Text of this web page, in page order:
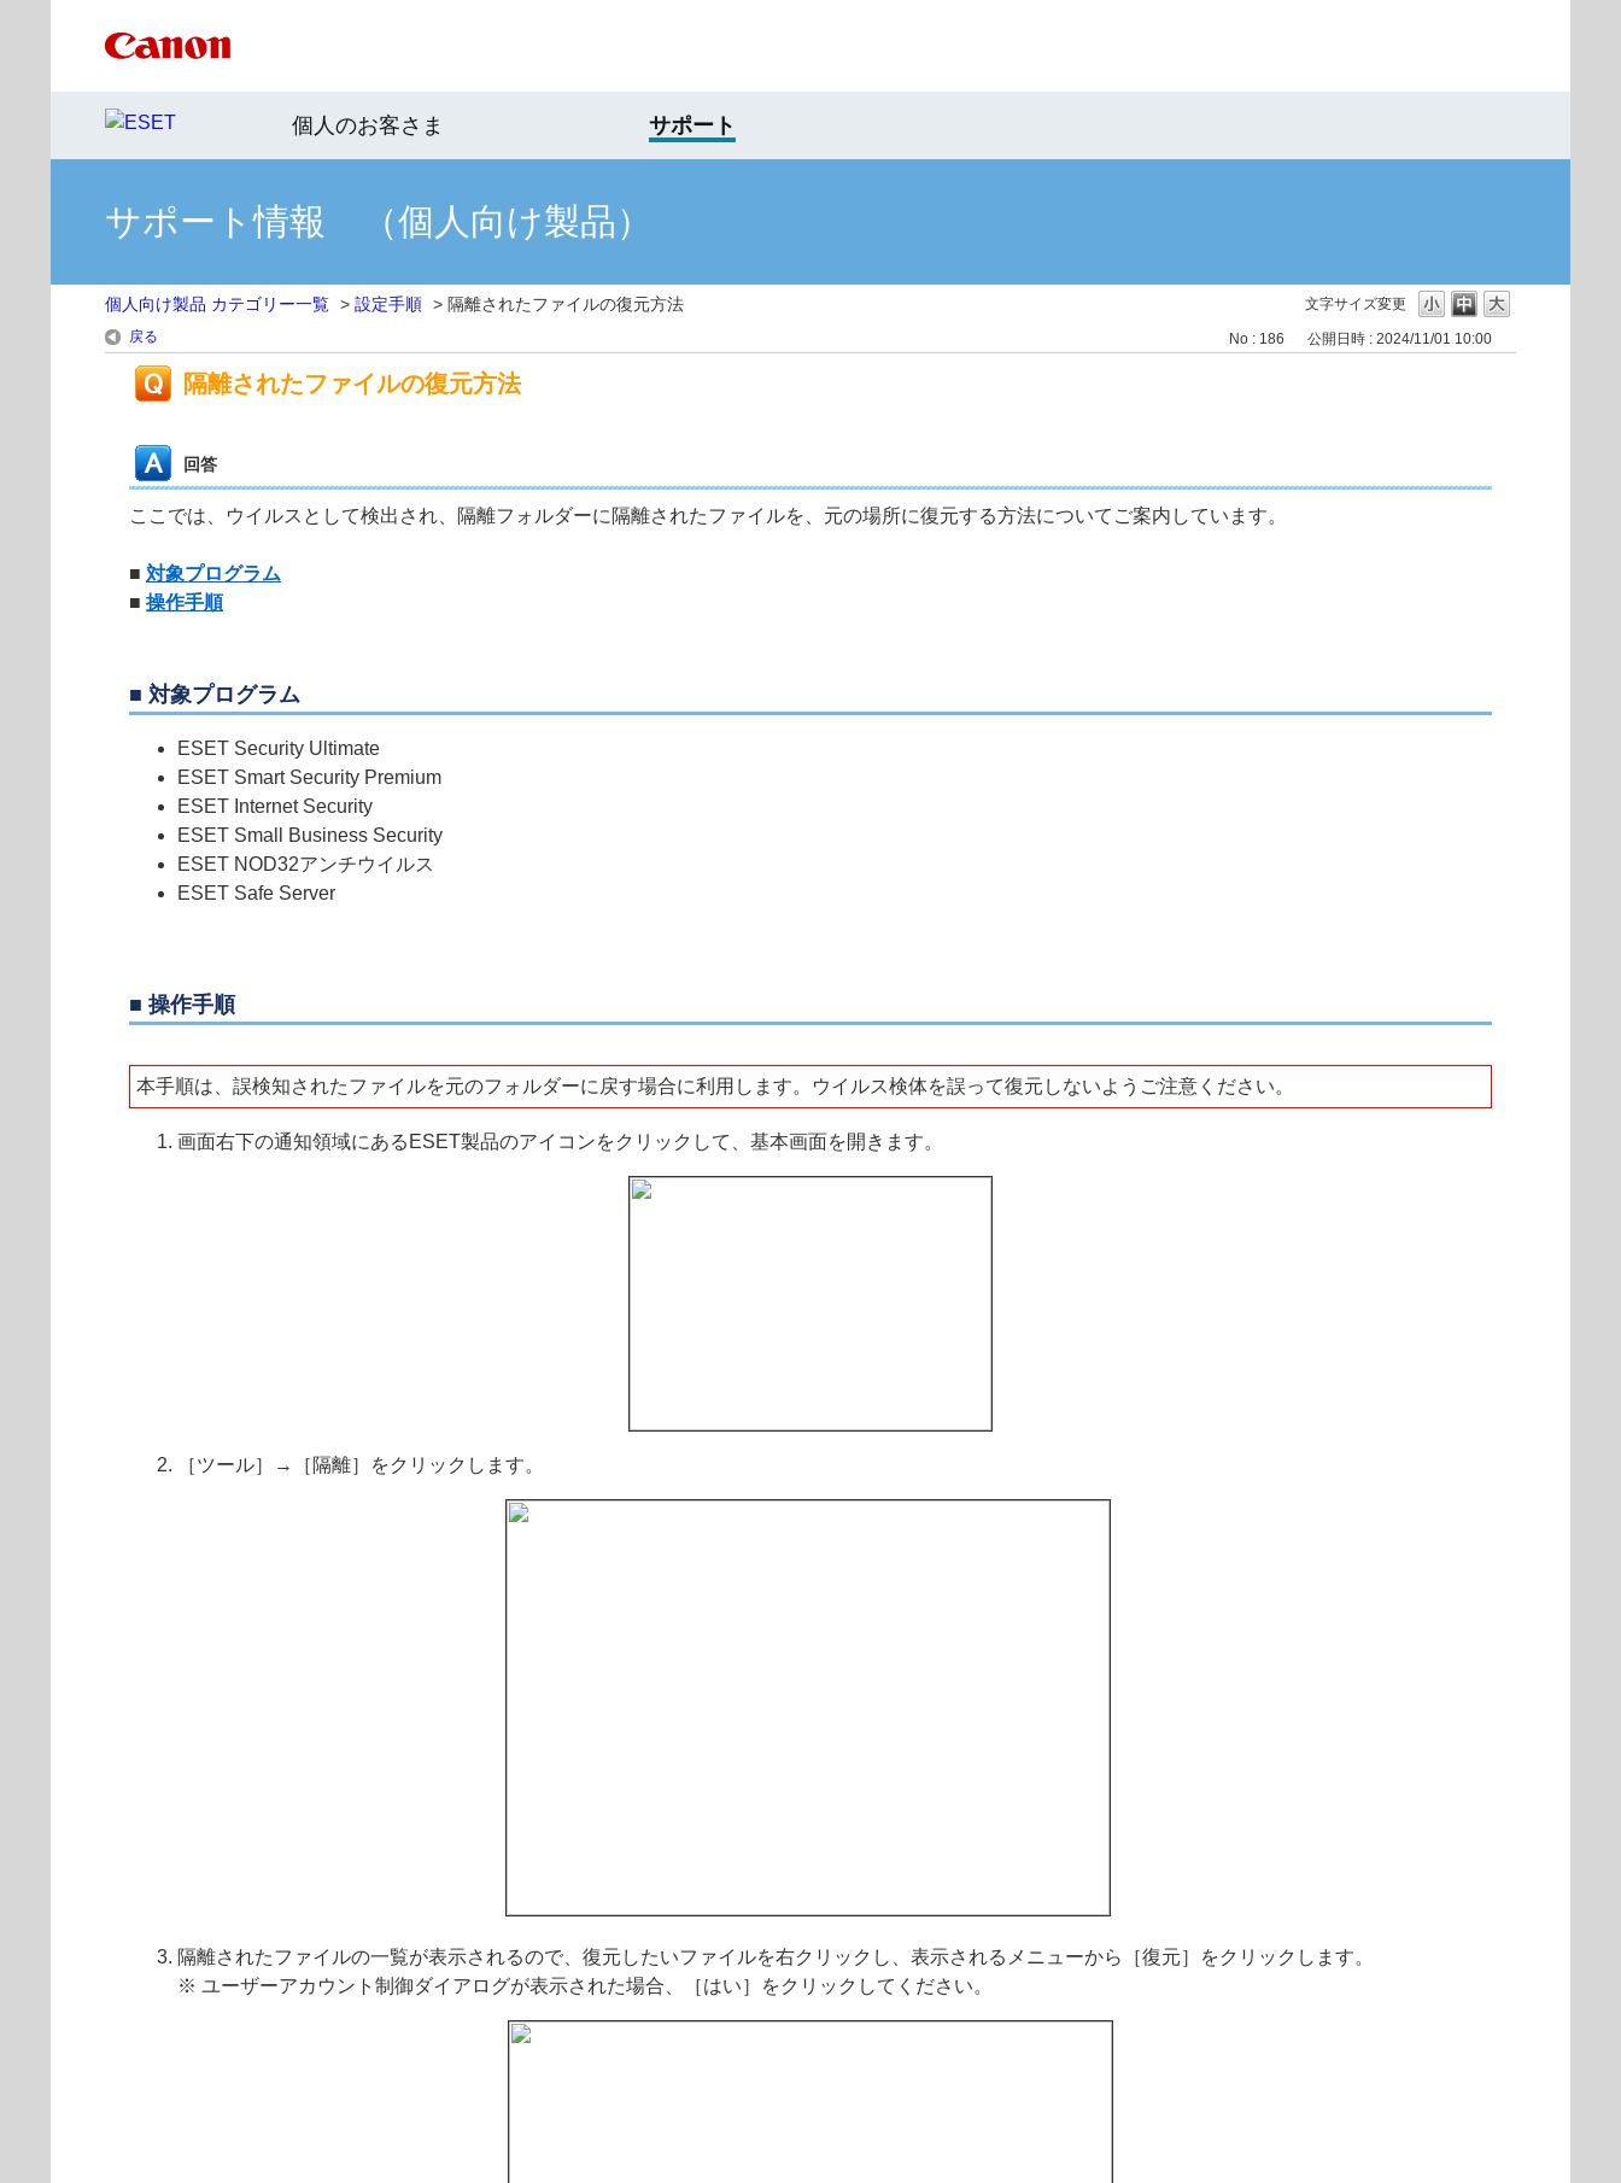
個人のお客さま サポート
サポート情報 （個人向け製品）
文字サイズ変更
個人向け製品 カテゴリー一覧 > 設定手順 > 隔離されたファイルの復元方法
戻る No : 186 公開日時 : 2024/11/01 10:00
隔離されたファイルの復元方法
回答
ここでは、ウイルスとして検出され、隔離フォルダーに隔離されたファイルを、元の場所に復元する方法についてご案内しています。
■ 対象プログラム
■ 操作手順
■ 対象プログラム
ESET Security Ultimate
ESET Smart Security Premium
ESET Internet Security
ESET Small Business Security
ESET NOD32アンチウイルス
ESET Safe Server
■ 操作手順
本手順は、誤検知されたファイルを元のフォルダーに戻す場合に利用します。ウイルス検体を誤って復元しないようご注意ください。
画面右下の通知領域にあるESET製品のアイコンをクリックして、基本画面を開きます。
［ツール］→［隔離］をクリックします。
隔離されたファイルの一覧が表示されるので、復元したいファイルを右クリックし、表示されるメニューから［復元］をクリックします。
※ ユーザーアカウント制御ダイアログが表示された場合、［はい］をクリックしてください。